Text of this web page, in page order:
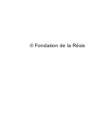
© Fondation de la